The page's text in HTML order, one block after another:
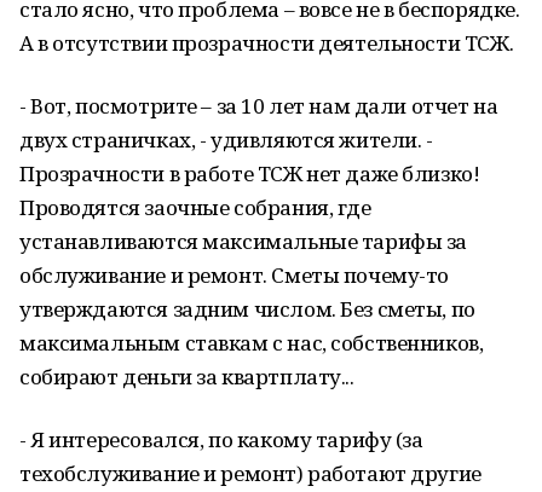
стало ясно, что проблема – вовсе не в беспорядке.
А в отсутствии прозрачности деятельности ТСЖ.
- Вот, посмотрите – за 10 лет нам дали отчет на
двух страничках, - удивляются жители. -
Прозрачности в работе ТСЖ нет даже близко!
Проводятся заочные собрания, где
устанавливаются максимальные тарифы за
обслуживание и ремонт. Сметы почему-то
утверждаются задним числом. Без сметы, по
максимальным ставкам с нас, собственников,
собирают деньги за квартплату...
- Я интересовался, по какому тарифу (за
техобслуживание и ремонт) работают другие